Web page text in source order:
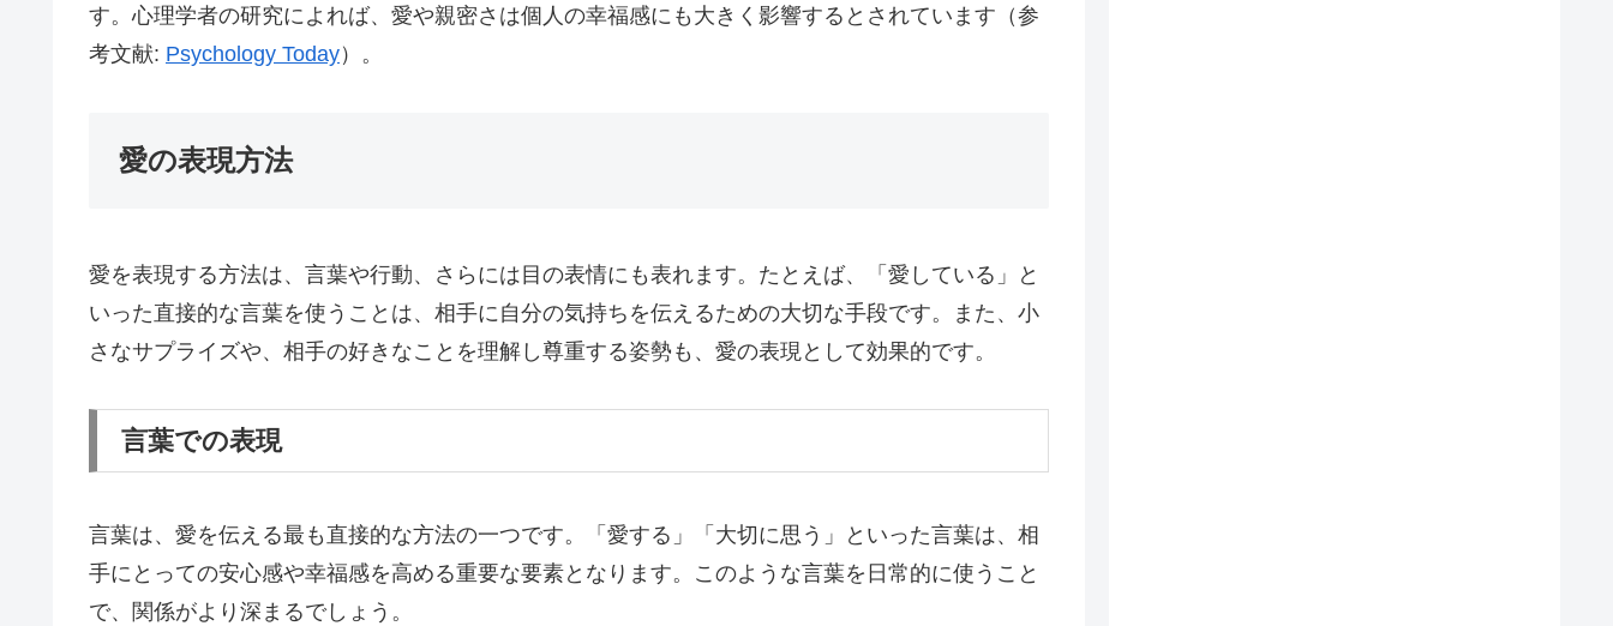
す。心理学者の研究によれば、愛や親密さは個人の幸福感にも大きく影響するとされています（参
考文献: Psychology Today）。
愛の表現方法
愛を表現する方法は、言葉や行動、さらには目の表情にも表れます。たとえば、「愛している」と
いった直接的な言葉を使うことは、相手に自分の気持ちを伝えるための大切な手段です。また、小
さなサプライズや、相手の好きなことを理解し尊重する姿勢も、愛の表現として効果的です。
言葉での表現
言葉は、愛を伝える最も直接的な方法の一つです。「愛する」「大切に思う」といった言葉は、相
手にとっての安心感や幸福感を高める重要な要素となります。このような言葉を日常的に使うこと
で、関係がより深まるでしょう。